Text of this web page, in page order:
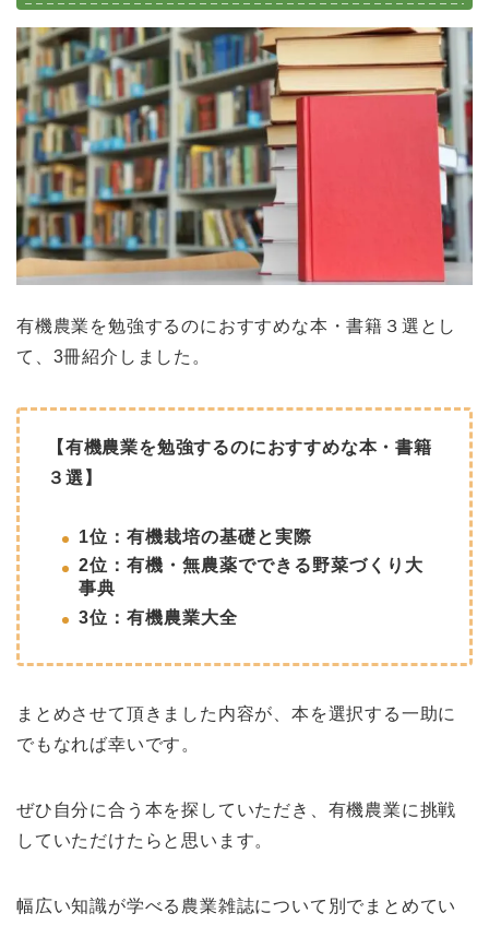
有機農業を勉強するのにおすすめな本・書籍３選とし
て、3冊紹介しました。
【有機農業を勉強するのにおすすめな本・書籍
３選】
1位：有機栽培の基礎と実際
2位：有機・無農薬でできる野菜づくり大
事典
3位：有機農業大全
まとめさせて頂きました内容が、本を選択する一助に
でもなれば幸いです。
ぜひ自分に合う本を探していただき、有機農業に挑戦
していただけたらと思います。
幅広い知識が学べる農業雑誌について別でまとめてい